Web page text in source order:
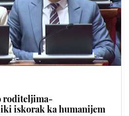
roditeljima-
iskorak ka humanijem